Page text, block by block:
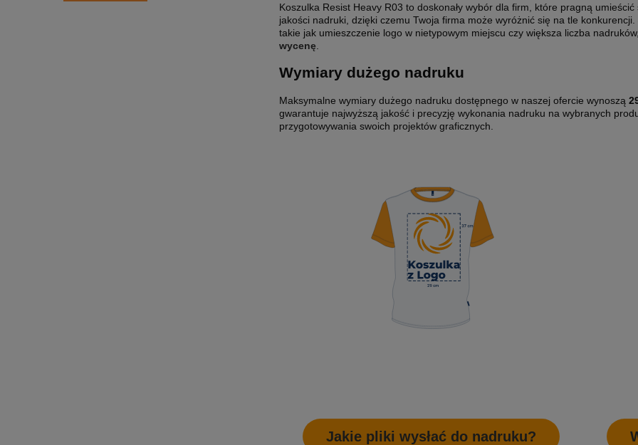
Koszulka Resist Heavy R03 to doskonały wybór dla firm, które pragną
jakości nadruki, dzięki czemu Twoja firma może wyróżnić się na tle
takie jak umieszczenie logo w nietypowym miejscu czy większa liczba nadruków,
wycenę
Wymiary dużego nadruku
Maksymalne wymiary dużego nadruku dostępnego w naszej ofercie wynoszą
gwarantuje najwyższą jakość i precyzję wykonania nadruku na wybranych
przygotowywania swoich projektów graficznych.
Jakie pliki wysłać do nadruku?